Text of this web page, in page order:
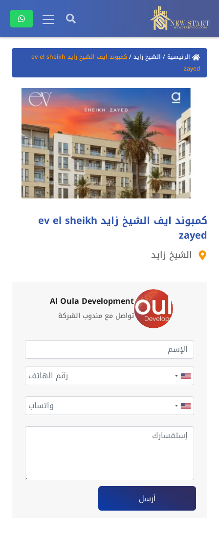
الرئيسية/ الشيخ زايد/
كمبوند ايف الشيخ زايد ev el sheikh
zayed
كمبوند ايف الشيخ زايد ev el sheikh
zayed
الشيخ زايد
Al Oula Development
تواصل مع مندوب الشركة
أرسل